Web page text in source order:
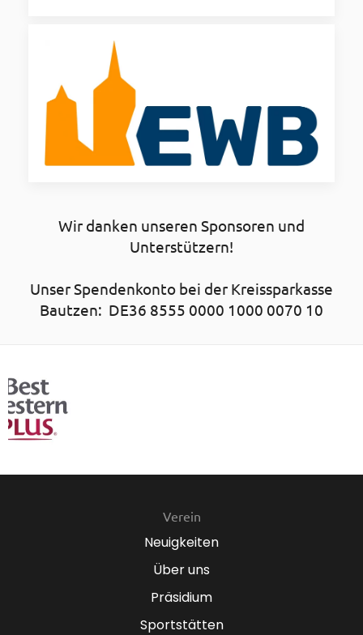
Wir danken unseren Sponsoren und
Unterstützern!
Unser Spendenkonto bei der Kreissparkasse
Bautzen: DE36 8555 0000 1000 0070 10
Verein
Neuigkeiten
Über uns
Präsidium
Sportstätten